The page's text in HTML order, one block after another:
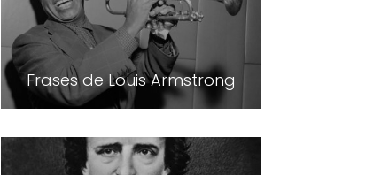
Frases de Louis Armstrong